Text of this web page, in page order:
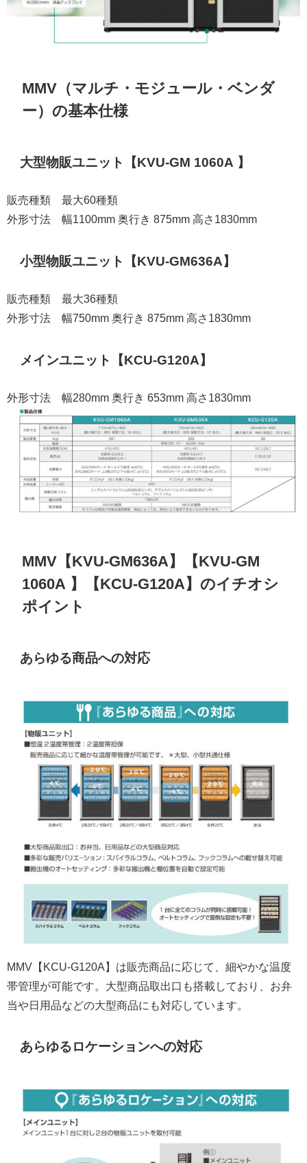
MMV（マルチ・モジュール・ベンダ
ー）の基本仕様
大型物販ユニット【KVU-GM 1060A 】
販売種類 最大60種類
外形寸法 幅1100mm 奥行き 875mm 高さ1830mm
小型物販ユニット【KVU-GM636A】
販売種類 最大36種類
外形寸法 幅750mm 奥行き 875mm 高さ1830mm
メインユニット【KCU-G120A】
外形寸法 幅280mm 奥行き 653mm 高さ1830mm
MMV【KVU-GM636A】【KVU-GM
1060A 】【KCU-G120A】のイチオシ
ポイント
あらゆる商品への対応
MMV【KCU-G120A】は販売商品に応じて、細やかな温度
帯管理が可能です。大型商品取出口も搭載しており、お弁
当や日用品などの大型商品にも対応しています。
あらゆるロケーションへの対応